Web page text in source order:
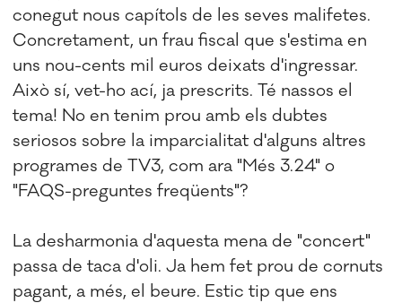
conegut nous capítols de les seves malifetes.
Concretament, un frau fiscal que s'estima en
uns nou-cents mil euros deixats d'ingressar.
Això sí, vet-ho ací, ja prescrits. Té nassos el
tema! No en tenim prou amb els dubtes
seriosos sobre la imparcialitat d'alguns altres
programes de TV3, com ara "Més 3.24" o
"FAQS-preguntes freqüents"?
La desharmonia d'aquesta mena de "concert"
passa de taca d'oli. Ja hem fet prou de cornuts
pagant, a més, el beure. Estic tip que ens